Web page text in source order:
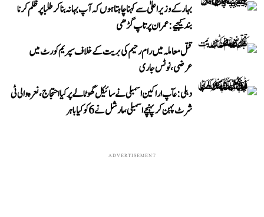
بہار کے وزیر اعلیٰ سے کہنا چاہتا ہوں کہ آپ بہانہ بنا کر طلبا پر ظلم کرنا
بند کیجیے: عمران پرتاپ گڑھی
قتل معاملہ میں رام رحیم کی بریت کے خلاف سپریم کورٹ میں
عرضی، نوٹس جاری
دہلی: عآپ اراکین اسمبلی نے سائیکل گھوٹالے پر کیا احتجاج، نعرہ والی ٹی
شرٹ پہن کر پہنچے اسمبلی، مارشل نے 6 کو کیا باہر
ADVERTISEMENT